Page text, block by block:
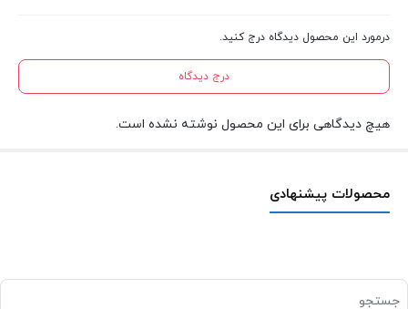
درمورد این محصول دیدگاه درج کنید.
درج دیدگاه
هیچ دیدگاهی برای این محصول نوشته نشده است.
محصولات پیشنهادی